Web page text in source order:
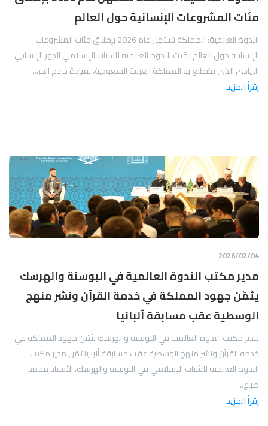
مئات المشروعات الإنسانية حول العالم
الندوة العالمية: المملكة تستهل عام 2026 بإطلاق مئات المشروعات
الإنسانية حول العالم ثمّنت الندوة العالمية للشباب الإسلامي الدور الإنساني
الريادي الذي تضطلع به المملكة العربية السعودية، بقيادة خادم الحر...
إقرأ المزيد
مدير مكتب الندوة العالمية في البوسنة والهرسك
يثمّن جهود المملكة في خدمة القرآن ونشر منهج
الوسطية عقب مسابقة ألبانيا
مدير مكتب الندوة العالمية في البوسنة والهرسك يثمّن جهود المملكة في
خدمة القرآن ونشر منهج الوسطية عقب مسابقة ألبانيا ثمّن مدير مكتب
الندوة العالمية للشباب الإسلامي في البوسنة والهرسك، الأستاذ محمد
صباغ...
04‏/02‏/2026
إقرأ المزيد